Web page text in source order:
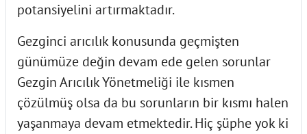
potansiyelini artırmaktadır.
Gezginci arıcılık konusunda geçmişten
günümüze değin devam ede gelen sorunlar
Gezgin Arıcılık Yönetmeliği ile kısmen
çözülmüş olsa da bu sorunların bir kısmı halen
yaşanmaya devam etmektedir. Hiç şüphe yok ki